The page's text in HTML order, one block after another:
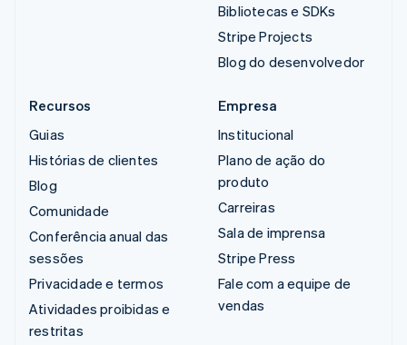
Bibliotecas e SDKs
Stripe Projects
Blog do desenvolvedor
Recursos
Guias
Histórias de clientes
Blog
Comunidade
Conferência anual das
sessões
Privacidade e termos
Atividades proibidas e
restritas
Empresa
Institucional
Plano de ação do
produto
Carreiras
Sala de imprensa
Stripe Press
Fale com a equipe de
vendas